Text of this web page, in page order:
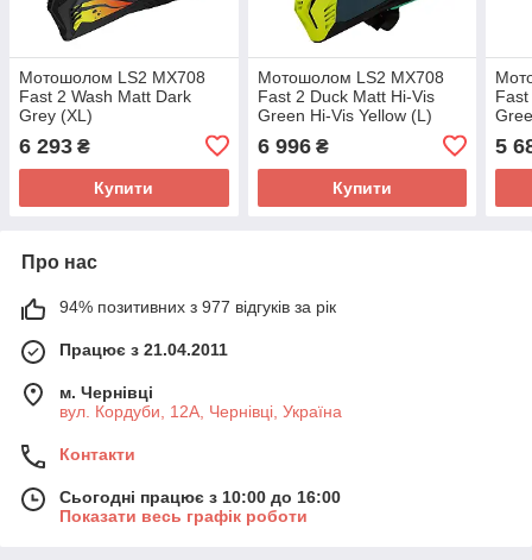
Мотошолом LS2 MX708
Fast 2 Wash Matt Dark
Grey (XL)
6 293 ₴
Купити
Мотошолом LS2 MX708
Fast 2 Duck Matt Hi-Vis
Green Hi-Vis Yellow (L)
6 996₴
Купити
5
Про нас
94% позитивних з 977 відгуків за рік
Працює з 21.04.2011
м. Чернівці
вул. Кордуби, 12А, Чернівці, Україна
Контакти
Сьогодні працює з 10:00 до 16:00
Показати весь графік роботи